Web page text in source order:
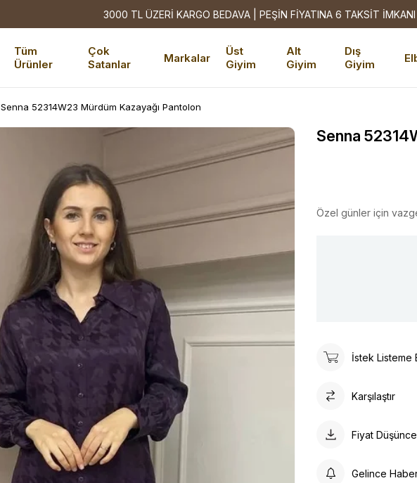
3000 TL ÜZERİ KARGO BEDAVA | PEŞİN FİYATINA 6 TAKSİT İMKANI
Tüm
Ürünler
Çok
Satanlar
Markalar
Üst
Giyim
Alt
Giyim
Dış
Giyim
Senna 52314W23 Mürdüm Kazayağı Pantolon
Senna
Özel günler için
İstek Listeme
Karşılaştır
Fiyat
Gelince